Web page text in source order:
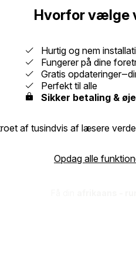
Hvorfor vælge
Hurtig og nem
Fungerer på dine
Gratis
Perfekt til alle
Sikker betaling &
af tusindvis af læsere
Opdag alle